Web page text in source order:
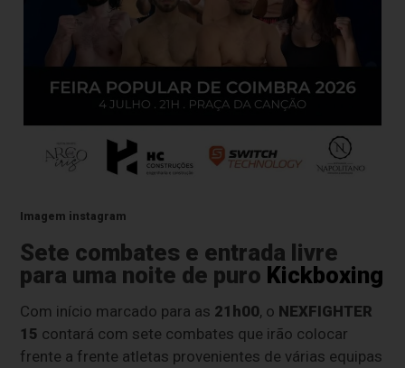
Imagem instagram
Sete combates e entrada livre
para uma noite de puro Kickboxing
Com início marcado para as 21h00, o NEXFIGHTER
15 contará com sete combates que irão colocar
frente a frente atletas provenientes de várias equipas